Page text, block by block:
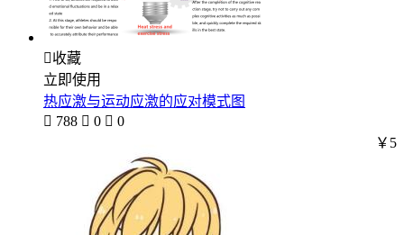
收藏
立即使用
热应激与运动应激的应对模式图
 788  0  0
￥5